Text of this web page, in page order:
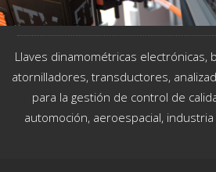
Llaves dinamométricas electrónicas,
atornilladores, transductores,
para la gestión de control de
automoción, aeroespacial,